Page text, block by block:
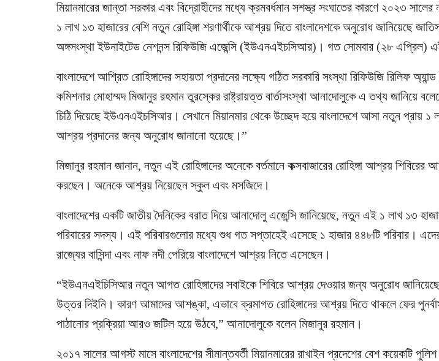
মিয়ানমারের জান্তা সরকার এবং বিদ্রোহীদের মধ্যে ক্রমবর্ধমান সশস্ত্র সংঘাতের কারণে ২০২৩
১ লাখ ১৩ হাজারের বেশি নতুন রোহিঙ্গা শরণার্থীকে আশ্রয় দিতে বাংলাদেশকে অনুরোধ জানিয়েছে
অঙ্গসংস্থা ইউনাইটেড নেশনন্স রিফিউজি এজেন্সি (ইউএনএইচসিআর)। গত সোমবার (২৮ এপ্রিল)
বাংলাদেশে আশ্রিত রোহিঙ্গাদের সহায়তা প্রদানের লক্ষ্যে গঠিত সরকারি সংস্থা রিফিউজি রিলিফ
কমিশনার মোহাম্মদ মিজানুর রহমান তুরস্কের রাষ্ট্রায়ত্ত বার্তাসংস্থা আনাদোলুকে এ তথ্য জানিয়ে
চিঠি দিয়েছে ইউএনএইচসিআর। সেখানে মিয়ানমার থেকে উচ্ছেদ হয়ে বাংলাদেশে আসা নতুন প্রায় ১
আশ্রয় প্রদানের জন্য অনুরোধ জানানো হয়েছে।”
মিজানুর রহমান জানান, নতুন এই রোহিঙ্গাদের অনেকে বর্তমানে কক্সবাজারের রোহিঙ্গা আশ্রয় শিবিরের
করছেন। অনেকে আশ্রয় নিয়েছেন স্কুল এবং মসজিদে।
বাংলাদেশের একটি জাতীয় দৈনিকের বরাত দিয়ে আনাদোলু এজেন্সি জানিয়েছে, নতুন এই ১ লাখ ১৩
পরিবারের সদস্য। এই পরিবারগুলোর মধ্যে শুধ গত সপ্তাহেই এসেছে ১ হাজার ৪৪৮টি পরিবার।
রাজ্যের বাসিন্দা এবং নাফ নদী পেরিয়ে বাংলাদেশে আশ্রয় নিতে এসেছেন।
“ইউএনএইচিসিআর নতুন আগত রোহিঙ্গাদের সবাইকে শিবিরে আশ্রয় দেওয়ার জন্য অনুরোধ
উত্তর দিইনি। কারণ আমাদের আশঙ্কা, এভাবে ক্রমাগত রোহিঙ্গাদের আশ্রয় দিতে থাকলে ফের
পাঠানোর প্রক্রিয়া আরও জটিল হয়ে উঠবে,” আনাদোলুকে বলেন মিজানুর রহমান।
২০১৭ সালের আগস্ট মাসে বাংলাদেশের সীমান্তবর্তী মিয়ানমারের রাখাইন প্রদেশের বেশ কয়েকটি